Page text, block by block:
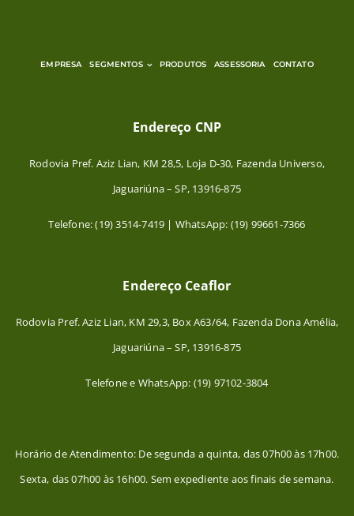
EMPRESA SEGMENTOS PRODUTOS ASSESSORIA CONTATO
Endereço CNP
Rodovia Pref. Aziz Lian, KM 28,5, Loja D-30, Fazenda Universo,
Jaguariúna – SP, 13916-875
Telefone: (19) 3514-7419 | WhatsApp: (19) 99661-7366
Endereço Ceaflor
Rodovia Pref. Aziz Lian, KM 29,3, Box A63/64, Fazenda Dona Amélia,
Jaguariúna – SP, 13916-875
Telefone e WhatsApp: (19) 97102-3804
Horário de Atendimento: De segunda a quinta, das 07h00 às 17h00.
Sexta, das 07h00 às 16h00. Sem expediente aos finais de semana.